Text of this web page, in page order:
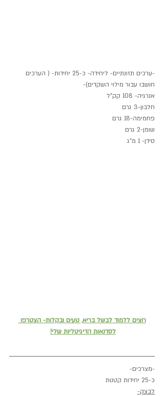
-ערכים תזונתיים- ליחידה- כ-25 יחידות- ( הערכים
חושבו עבור מילוי השקדים)-
אנרגיה- 108 קק"ל
חלבון-3 גרם
פחמימה-18 גרם
שומן-2 גרם
סידן- 1 מ"ג
רוצים ללמוד לבשל בריא, טעים ובקלות- הצטרפו
לסדנאות הדיגיטליות שלי!
-מצרכים-
כ-25 יחידות קטנות
לבצק-